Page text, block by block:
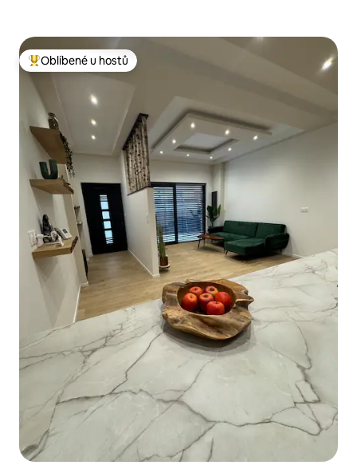
Nejlepší v kategorii Oblíbené u hostů
Oblíbené u hostů